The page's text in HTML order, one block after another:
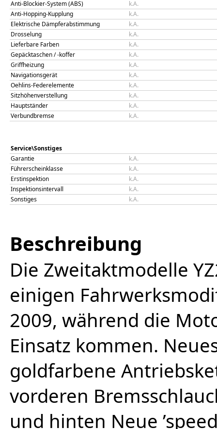
Anti-Blockier-System (ABS)
k.A.
Anti-Hopping-Kupplung
k.A.
Elektrische Dämpferabstimmung
k.A.
Drosselung
k.A.
Lieferbare Farben
k.A.
Gepäcktaschen / -koffer
k.A.
Griffheizung
k.A.
Navigationsgerät
k.A.
Oehlins-Federelemente
k.A.
Sitzhöhenverstellung
k.A.
Hauptständer
k.A.
Verbundbremse
k.A.
Service\Sonstiges
Garantie
k.A.
Führerscheinklasse
k.A.
Erstinspektion
k.A.
Inspektionsintervall
k.A.
Sonstiges
k.A.
Beschreibung
Die Zweitaktmodelle
einigen
2009, während die
Einsatz kommen.
goldfarbene
vorderen
und hinten Neue